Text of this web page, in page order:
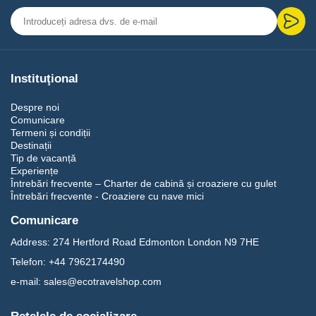
Noastre în Turcia
Experimentați capitala culturală a Turciei, unde Estul se întâlnește cu
Vestul. Vizitați Hagia Sophia, Moscheea Albastră, Palatul Topkapi și
Cappadocia
Explorați peisaje vulcanice unice, orașe subterane și opționale zboruri
cu balonul cu aer cald la răsărit.
Ephesus
Mergeți prin una dintre cele mai bine păstrate orașe romane din
Pamukkale
Admirați celebrele terase de travertin alb și anticul Hierapolis.
Instituţional
Despre noi
Comunicare
Termeni și condiții
Destinații
Tip de vacanță
Experiențe
Întrebări frecvente – Charter de cabină și croaziere cu gulet
Întrebări frecvente - Croaziere cu nave mici
Comunicare
Address: 274 Hertford Road Edmonton London N9 7HE
Telefon: +44 7962174490
e-mail: sales@ecotravelshop.com